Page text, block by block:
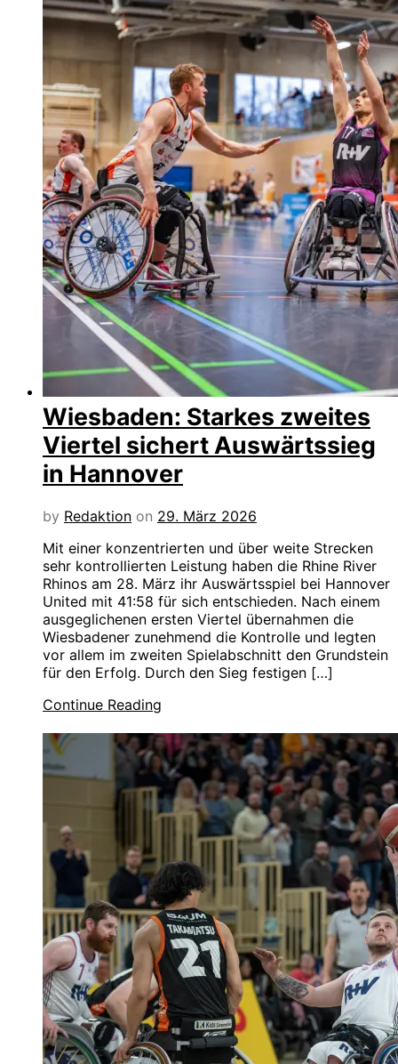
Wiesbaden: Starkes zweites
Viertel sichert Auswärtssieg
in Hannover
by Redaktion on 29. März 2026
Mit einer konzentrierten und über weite Strecken
sehr kontrollierten Leistung haben die Rhine River
Rhinos am 28. März ihr Auswärtsspiel bei Hannover
United mit 41:58 für sich entschieden. Nach einem
ausgeglichenen ersten Viertel übernahmen die
Wiesbadener zunehmend die Kontrolle und legten
vor allem im zweiten Spielabschnitt den Grundstein
für den Erfolg. Durch den Sieg festigen […]
Continue Reading